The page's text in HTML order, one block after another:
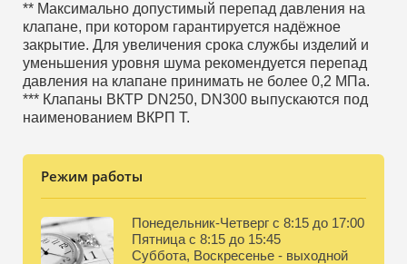
** Максимально допустимый перепад давления на
клапане, при котором гарантируется надёжное
закрытие. Для увеличения срока службы изделий и
уменьшения уровня шума рекомендуется перепад
давления на клапане принимать не более 0,2 МПа.
*** Клапаны ВКТР DN250, DN300 выпускаются под
наименованием ВКРП Т.
Режим работы
Понедельник-Четверг с 8:15 до 17:00
Пятница с 8:15 до 15:45
Суббота, Воскресенье - выходной